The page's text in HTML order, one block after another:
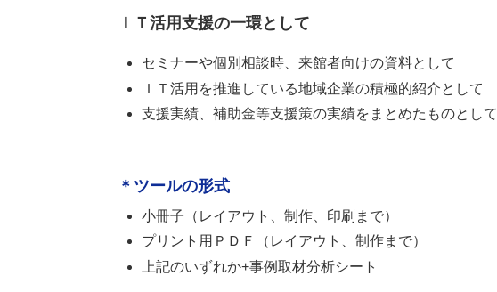
ＩＴ活用支援の一環として
セミナーや個別相談時、来館者向けの資料として
ＩＴ活用を推進している地域企業の積極的紹介として
支援実績、補助金等支援策の実績をまとめたものとして
＊ツールの形式
小冊子（レイアウト、制作、印刷まで）
プリント用ＰＤＦ（レイアウト、制作まで）
上記のいずれか+事例取材分析シート